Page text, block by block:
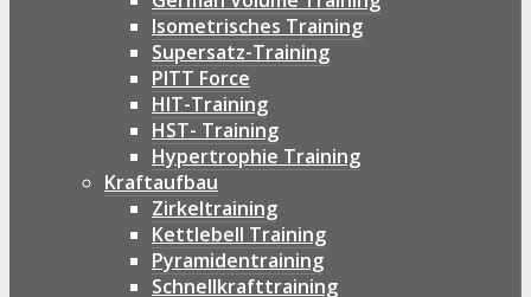
Isometrisches Training
Supersatz-Training
PITT Force
HIT-Training
HST- Training
Hypertrophie Training
Kraftaufbau
Zirkeltraining
Kettlebell Training
Pyramidentraining
Schnellkrafttraining